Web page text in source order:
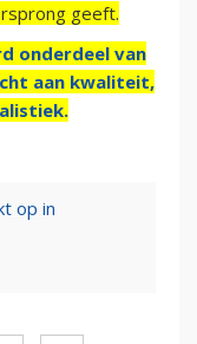
geeft.
onderdeel van
aan kwaliteit,
op in